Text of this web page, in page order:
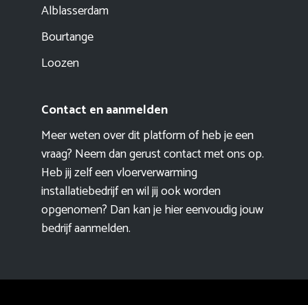
Alblasserdam
Bourtange
Loozen
Contact en aanmelden
Meer weten over dit platform of heb je een
vraag? Neem dan gerust contact met ons op.
Heb jij zelf een vloerverwarming
installatiebedrijf en wil jij ook worden
opgenomen? Dan kan je hier eenvoudigjouw
bedrijf aanmelden.